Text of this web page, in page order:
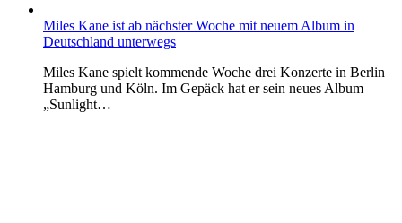
Miles Kane ist ab nächster Woche mit neuem Album in
Deutschland unterwegs
Miles Kane spielt kommende Woche drei Konzerte in Berlin
Hamburg und Köln. Im Gepäck hat er sein neues Album
„Sunlight…